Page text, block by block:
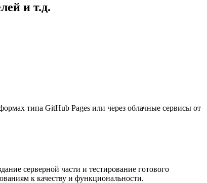
и т.д.
типа GitHub Pages или через облачные сервисы от
серверной части и тестирование готового
к качеству и функциональности.